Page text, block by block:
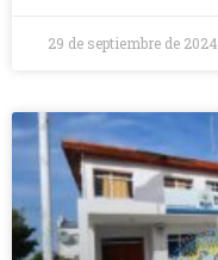
29 de septiembre de 2024